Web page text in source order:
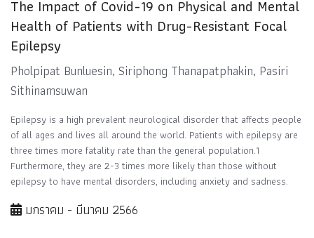
The Impact of Covid-19 on Physical and Mental
Health of Patients with Drug-Resistant Focal
Epilepsy
Pholpipat Bunluesin, Siriphong Thanapatphakin, Pasiri
Sithinamsuwan
Epilepsy is a high prevalent neurological disorder that affects people
of all ages and lives all around the world. Patients with epilepsy are
three times more fatality rate than the general population.1
Furthermore, they are 2-3 times more likely than those without
epilepsy to have mental disorders, including anxiety and sadness.
มกราคม - มีนาคม 2566